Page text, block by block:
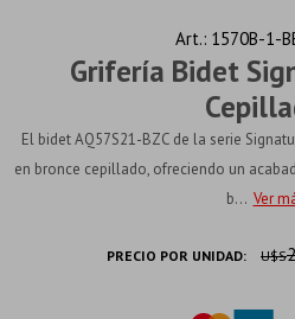
Grifería Bidet
1570B-1-
El bidet AQ57S21-BZC de la serie
en bronce cepillado, ofreciendo un
b... Ver
PRECIO POR UNIDAD: U$S